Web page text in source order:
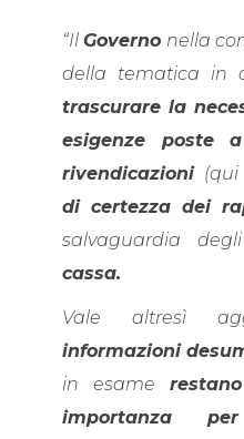
“IlGoverno nella
della tematica in
trascurare la
esigenze poste
rivendicazioni
di certezza dei
salvaguardia
cassa.
Vale altresì
informazioni
in esame
importanza